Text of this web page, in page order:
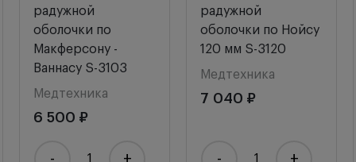
радужной
оболочки по
Макферсону -
Ваннасу S-3103
Медтехника
6 500 ₽
радужной
оболочки по Нойсу
120 мм S-3120
Медтехника
7 040 ₽